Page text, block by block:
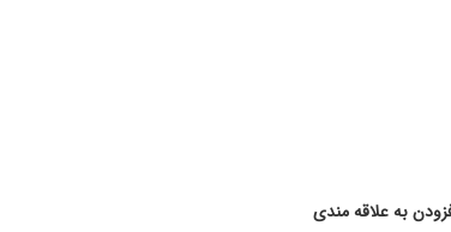
به علاقه مندی